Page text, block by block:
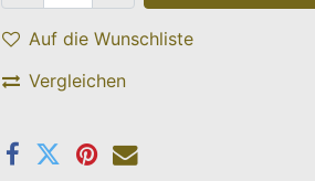
Auf die Wunschliste
Vergleichen